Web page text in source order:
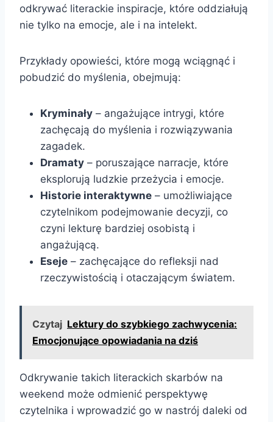
odkrywać literackie inspiracje, które oddziałują
nie tylko na emocje, ale i na intelekt.
Przykłady opowieści, które mogą wciągnąć i
pobudzić do myślenia, obejmują:
Kryminały – angażujące intrygi, które
zachęcają do myślenia i rozwiązywania
zagadek.
Dramaty – poruszające narracje, które
eksplorują ludzkie przeżycia i emocje.
Historie interaktywne – umożliwiające
czytelnikom podejmowanie decyzji, co
czyni lekturę bardziej osobistą i
angażującą.
Eseje – zachęcające do refleksji nad
rzeczywistością i otaczającym światem.
Czytaj Lektury do szybkiego zachwycenia:
Emocjonujące opowiadania na dziś
Odkrywanie takich literackich skarbów na
weekend może odmienić perspektywę
czytelnika i wprowadzić go w nastrój daleki od